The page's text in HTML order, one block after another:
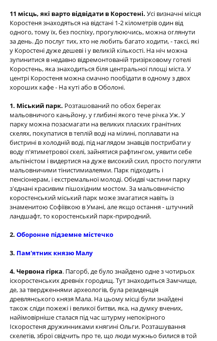
11 місць, які варто відвідати в Коростені. Усі визначні місця
Коростеня знаходяться на відстані 1-2 кілометрів один від
одного, тому їх, без поспіху, прогулюючись, можна оглянути
за день. До послуг тих, хто не любить багато ходити, - таксі, які
у Коростені дуже дешеві і у великій кількості. На ніч можна
зупинитися в недавно відремонтованій тризірковому готелі
Коростень, яка знаходиться біля центральної площі міста. У
центрі Коростеня можна смачно пообідати в одному з двох
хороших кафе - На куті або в Оболоні.
1. Міський парк. Розташований по обох берегах
мальовничого каньйону, у глибині якого тече річка Уж. У
парку можна позасмагати на великих пласких гранітних
скелях, покупатися в теплій воді на мілині, поплавати на
бистрині в холодній воді, під наглядом знавців пострибати у
воду п'ятиметрової скелі, зайнятися рафтингом, уявити себе
альпіністом і видертися на дуже високий схил, просто погуляти
мальовничими тінистимиалеями. Парк підходить і
пенсіонерам, і екстремальної молоді. Обидві частини парку
з'єднані красивим пішохідним мостом. За мальовничістю
коростенський міський парк може змагатися навіть із
знаменитою Софіївкою в Умані, але якщо остання - штучний
ландшафт, то коростенський парк-природний.
2. Оборонне підземне містечко
3. Пам'ятник князю Малу
4. Червона гірка. Пагорб, де було знайдено одне з чотирьох
іскоростенських древніх городищ. Тут знаходиться Замчище,
де, за твердженнями археологів, була резиденція
древлянського князя Мала. На цьому місці були знайдені
також сліди пожежі і великої битви, яка, на думку вчених,
найімовірніше сталася під час штурму непокірного
Іскоростеня дружинниками княгині Ольги. Розташування
скелетів, зброї свідчить про те, що люди мужньо билися в той